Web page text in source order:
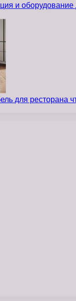
и
для ресторана